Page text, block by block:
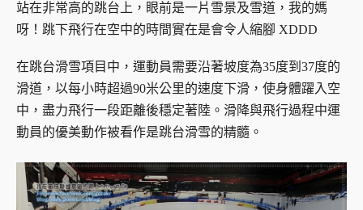
站在非常高的跳台上，眼前是一片雪景及雪道，我的媽
呀！跳下飛行在空中的時間實在是會令人縮腳 XDDD
在跳台滑雪項目中，運動員需要沿著坡度為35度到37度的
滑道，以每小時超過90米公里的速度下滑，使身體躍入空
中，盡力飛行一段距離後穩定著陸。滑降與飛行過程中運
動員的優美動作被看作是跳台滑雪的精髓。